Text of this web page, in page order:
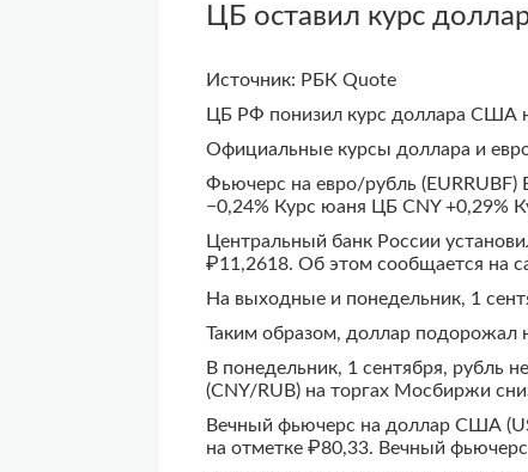
ЦБ оставил курс
Источник: РБК Quote
ЦБ РФ понизил курс доллара США
Официальные курсы доллара и
Фьючерс на евро/рубль
−0,24% Курс юаня ЦБ CNY +0,29%
Центральный банк России
₽11,2618. Об этом сообщается на
На выходные и понедельник, 1
Таким образом, доллар подорожал
В понедельник, 1 сентября, рубль
(CNY/RUB) на торгах Мосбиржи
Вечный фьючерс на доллар США
на отметке ₽80,33. Вечный